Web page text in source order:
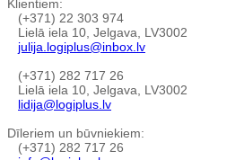
Klientiem:
(+371) 22 303 974
Lielā iela 10, Jelgava, LV3002
julija.logiplus@inbox.lv
(+371) 282 717 26
Lielā iela 10, Jelgava, LV3002
lidija@logiplus.lv
Dīleriem un būvniekiem:
(+371) 282 717 26